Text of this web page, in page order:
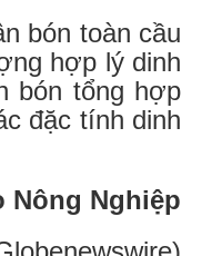
bón toàn cầu
hợp lý dinh
bón tổng hợp
đặc tính dinh
Nông Nghiệp